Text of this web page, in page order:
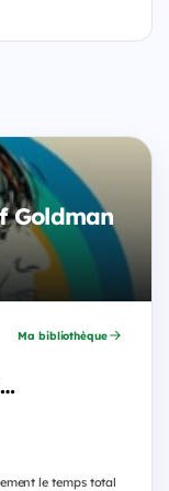
Goldman
Ma bibliothèque
le temps total